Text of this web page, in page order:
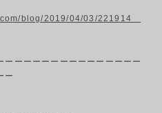
blog/2019/04/03/221914
ーーーーーーーーーーーーーー
ー